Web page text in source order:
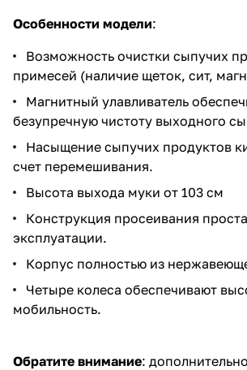
Особенности модели:
Возможность очистки сыпучих
примесей (наличие щеток, сит,
Магнитный улавливатель
безупречную чистоту выходного
Насыщение сыпучих продуктов
счет перемешивания.
Высота выхода муки от 103 см
Конструкция просеивания
эксплуатации.
Корпус полностью из
Четыре колеса обеспечивают
мобильность.
Обратите внимание: